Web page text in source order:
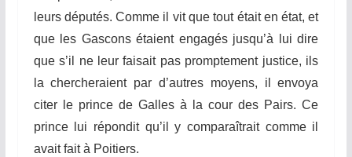
leurs députés. Comme il vit que tout était en état, et
que les Gascons étaient engagés jusqu’à lui dire
que s’il ne leur faisait pas promptement justice, ils
lachercheraientpar d’autres moyens, il envoya
citer le prince de Galles à la cour des Pairs. Ce
prince lui répondit qu’il y comparaîtrait comme il
avait fait à Poitiers.